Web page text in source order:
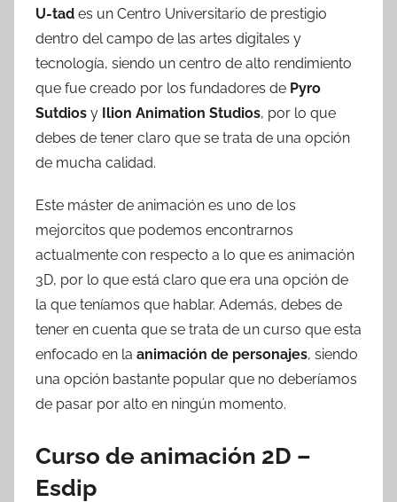
U-tad es un Centro Universitario de prestigio
dentro del campo de las artes digitales y
tecnología, siendo un centro de alto rendimiento
que fue creado por los fundadores de Pyro
Sutdios y Ilion Animation Studios, por lo que
debes de tener claro que se trata de una opción
de mucha calidad.
Este máster de animación es uno de los
mejorcitos que podemos encontrarnos
actualmente con respecto a lo que es animación
3D, por lo que está claro que era una opción de
la que teníamos que hablar. Además, debes de
tener en cuenta que se trata de un curso que esta
enfocado en la animación de personajes, siendo
una opción bastante popular que no deberíamos
de pasar por alto en ningún momento.
Curso de animación 2D –
Esdip